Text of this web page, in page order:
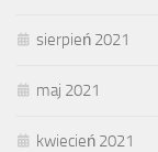
sierpień 2021
maj 2021
kwiecień 2021